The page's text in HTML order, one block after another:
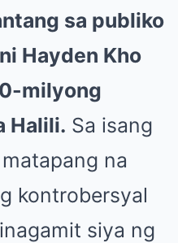
sa publiko
Hayden Kho
milyong
Halili. Sa isang
na
kontrobersyal
siya ng